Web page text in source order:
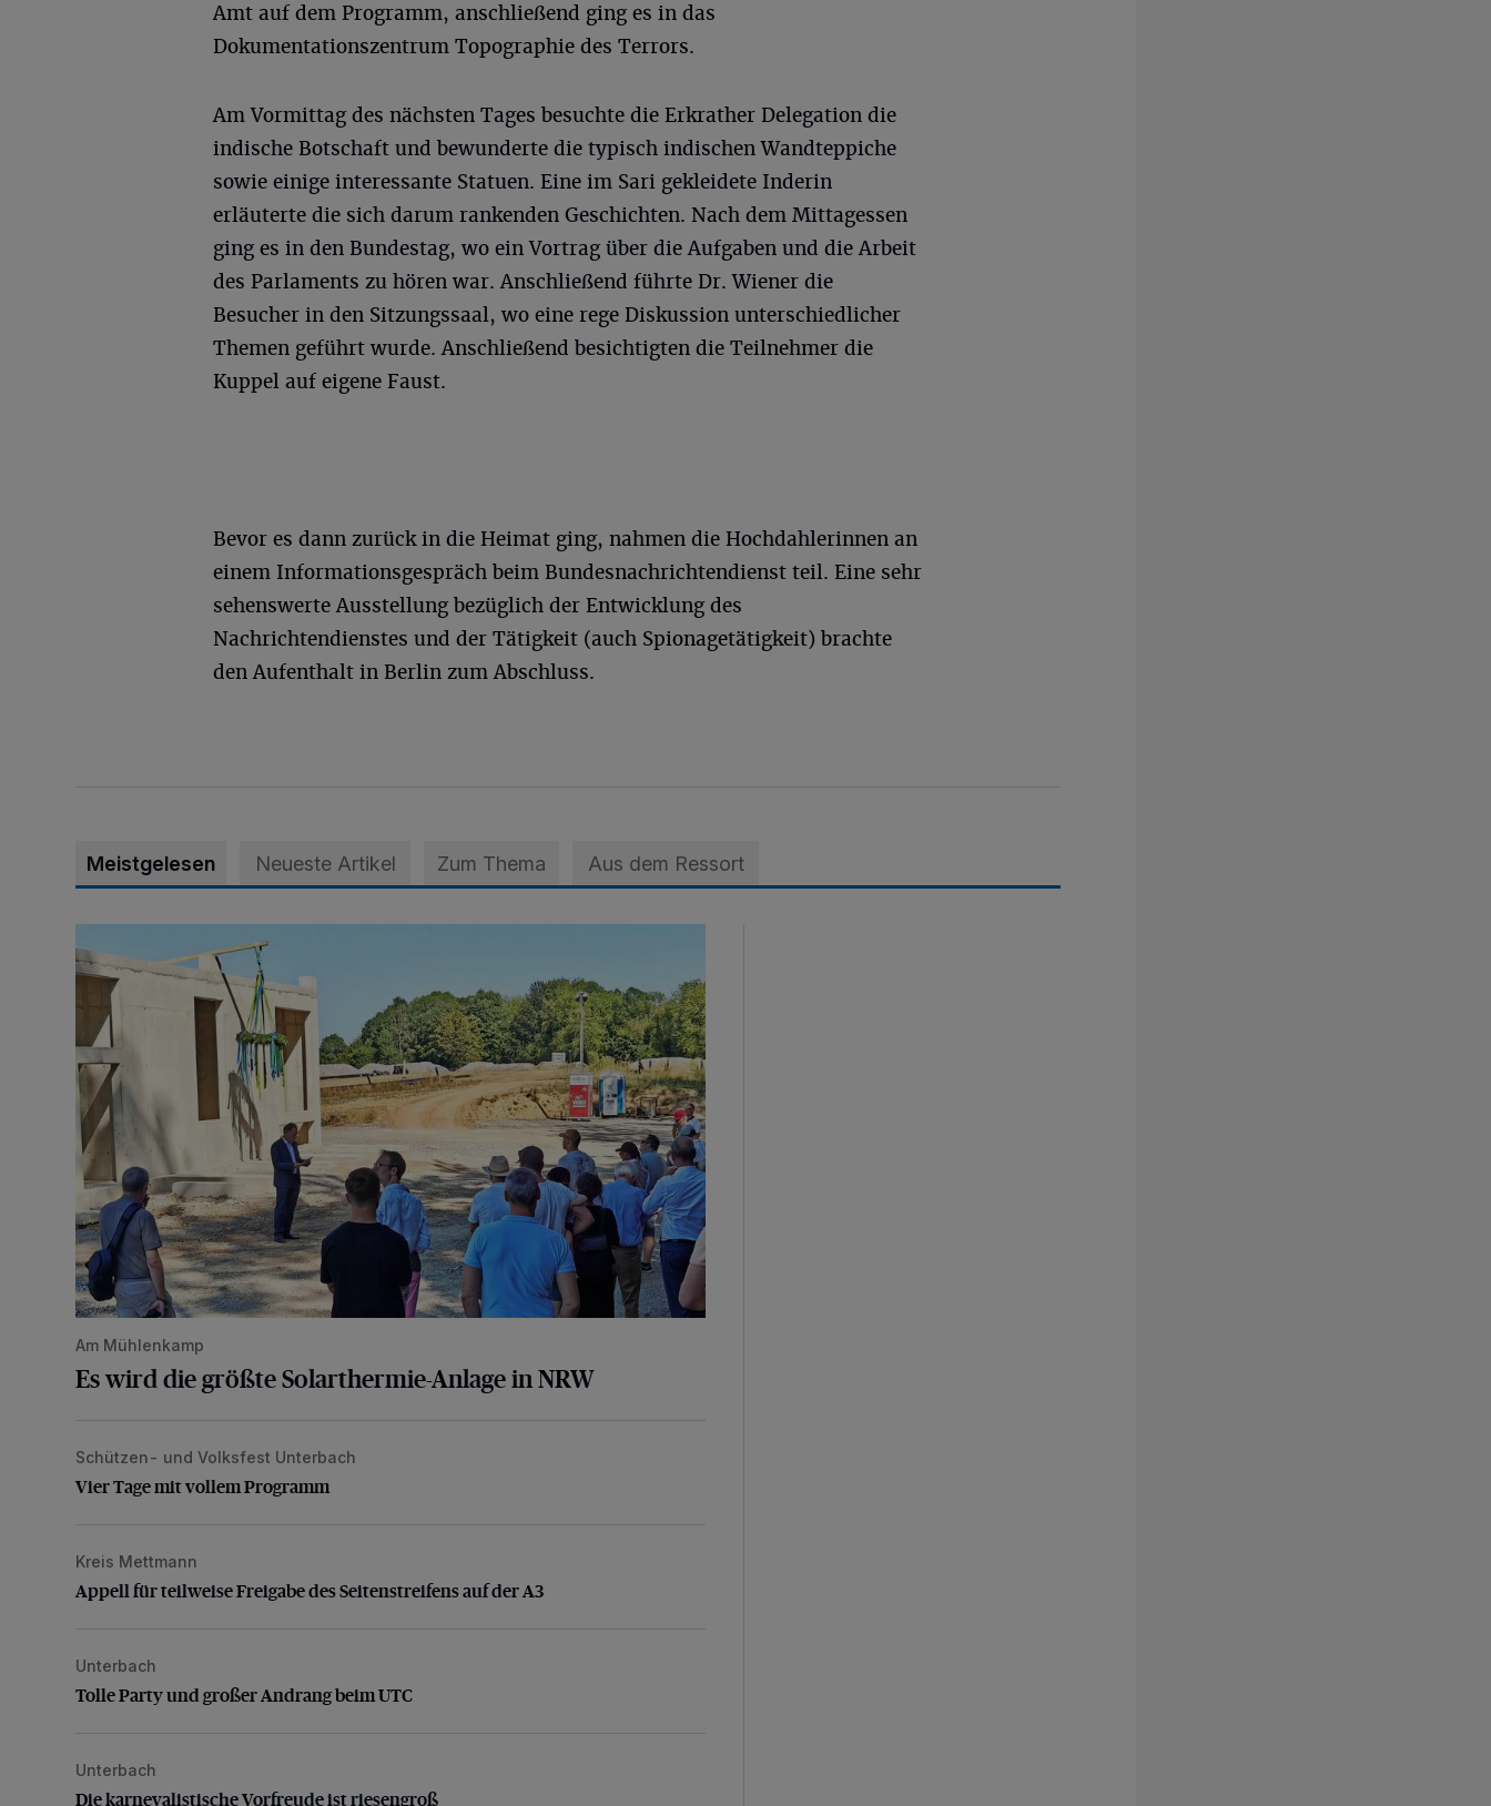
Amt auf dem Programm, anschließend ging es in das
Dokumentationszentrum Topographie des Terrors.
Am Vormittag des nächsten Tages besuchte die Erkrather Delegation die
indische Botschaft und bewunderte die typisch indischen Wandteppiche
sowie einige interessante Statuen. Eine im Sari gekleidete Inderin
erläuterte die sich darum rankenden Geschichten. Nach dem Mittagessen
ging es in den Bundestag, wo ein Vortrag über die Aufgaben und die Arbeit
des Parlaments zu hören war. Anschließend führte Dr. Wiener die
Besucher in den Sitzungssaal, wo eine rege Diskussion unterschiedlicher
Themen geführt wurde. Anschließend besichtigten die Teilnehmer die
Kuppel auf eigene Faust.
Bevor es dann zurück in die Heimat ging, nahmen die Hochdahlerinnen an
einem Informationsgespräch beim Bundesnachrichtendienst teil. Eine sehr
sehenswerte Ausstellung bezüglich der Entwicklung des
Nachrichtendienstes und der Tätigkeit (auch Spionagetätigkeit) brachte
den Aufenthalt in Berlin zum Abschluss.
Meistgelesen Neueste Artikel Zum Thema Aus dem Ressort
Es wird die größte Solarthermie-Anlage in NRW
Am Mühlenkamp
Es wird die größte Solarthermie-Anlage in NRW
Vier Tage mit vollem Programm
Schützen- und Volksfest Unterbach
Vier Tage mit vollem Programm
Appell für teilweise Freigabe des Seitenstreifens auf der A3
Kreis Mettmann
Appell für teilweise Freigabe des Seitenstreifens auf der A3
Tolle Party und großer Andrang beim UTC
Unterbach
Tolle Party und großer Andrang beim UTC
Die karnevalistische Vorfreude ist riesengroß
Unterbach
Die karnevalistische Vorfreude ist riesengroß